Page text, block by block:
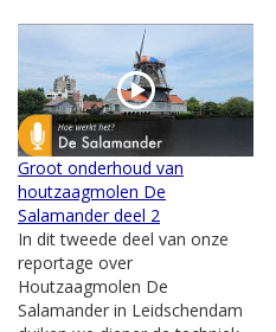
Groot onderhoud van
houtzaagmolen De
Salamander deel 2
In dit tweede deel van onze
reportage over
Houtzaagmolen De
Salamander in Leidschendam